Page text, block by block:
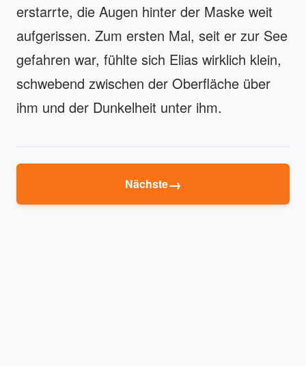
erstarrte, die Augen hinter der Maske weit
aufgerissen. Zum ersten Mal, seit er zur See
gefahren war, fühlte sich Elias wirklich klein,
schwebend zwischen der Oberfläche über
ihm und der Dunkelheit unter ihm.
Nächste→